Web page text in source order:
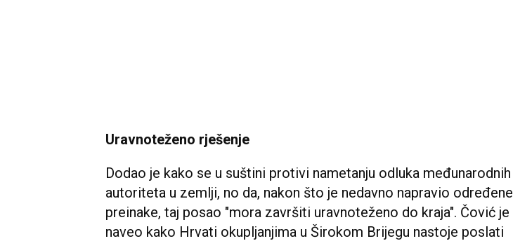
Uravnoteženo rješenje
Dodao je kako se u suštini protivi nametanju odluka međunarodnih
autoriteta u zemlji, no da, nakon što je nedavno napravio određene
preinake, taj posao "mora završiti uravnoteženo do kraja". Čović je
naveo kako Hrvati okupljanjima u Širokom Brijegu nastoje poslati